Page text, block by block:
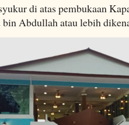
di atas pembukaan
Abdullah atau lebih